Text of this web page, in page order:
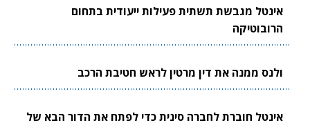
אינטל מגבשת תשתית פעילות ייעודית בתחום
הרובוטיקה
ולנס ממנה את דין מרטין לראש חטיבת הרכב
אינטל חוברת לחברה סינית כדי לפתח את הדור הבא של